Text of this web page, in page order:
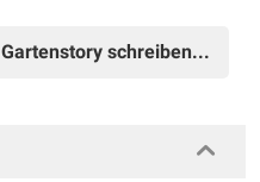
Gartenstory schreiben...